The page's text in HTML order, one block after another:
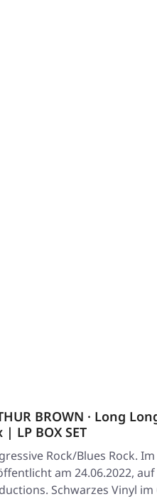
BROWN · Long
| LP BOX SET
Rock/Blues Rock. Im
am 24.06.2022,
Schwarzes Vinyl